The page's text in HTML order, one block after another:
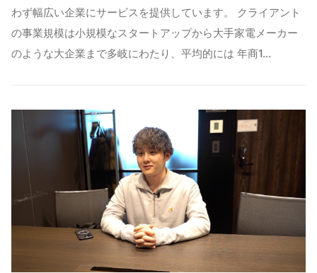
わず幅広い企業にサービスを提供しています。 クライアント
の事業規模は小規模なスタートアップから大手家電メーカー
のような大企業まで多岐にわたり、平均的には 年商1…